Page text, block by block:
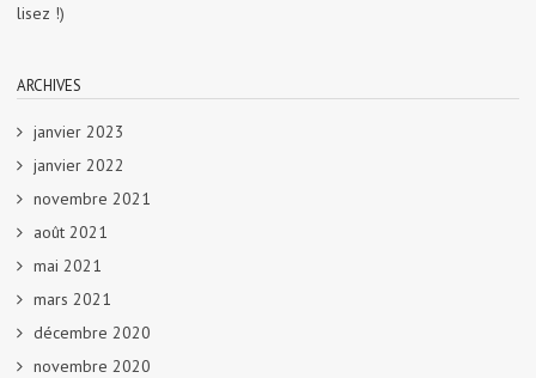
lisez !)
ARCHIVES
janvier 2023
janvier 2022
novembre 2021
août 2021
mai 2021
mars 2021
décembre 2020
novembre 2020